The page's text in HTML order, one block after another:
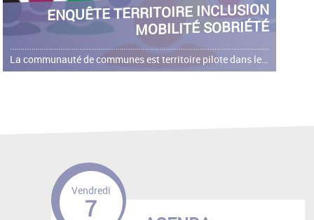
ENQUÊTE TERRITOIRE INCLUSION
MOBILITÉ SOBRIÉTÉ
La communauté de communes est territoire pilote dans le cadre du programme Territoire Inclusion Mobilité Sobriété (TIMS).
Vendredi
7